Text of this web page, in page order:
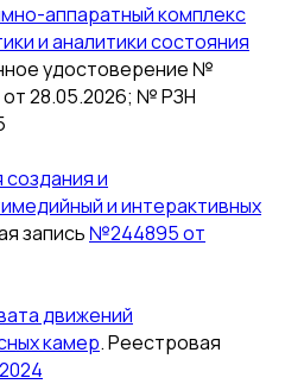
аппаратный комплекс
и аналитики состояния
удостоверение №
от 28.05.2026; № РЗН
и
и интерактивных
запись №244895 от
движений
камер. Реестровая